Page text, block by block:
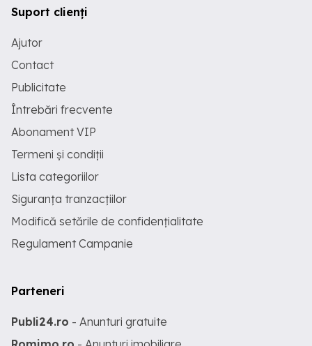
Suport clienți
Ajutor
Contact
Publicitate
Întrebări frecvente
Abonament VIP
Termeni și condiții
Lista categoriilor
Siguranța tranzacțiilor
Modifică setările de confidențialitate
Regulament Campanie
Parteneri
Publi24.ro - Anunturi gratuite